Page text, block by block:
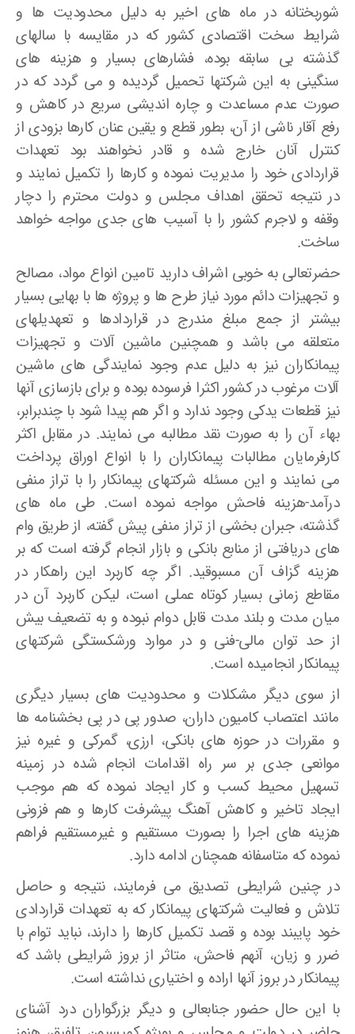
شوربختانه در ماه های اخیر به دلیل محدودیت ها و
شرایط سخت اقتصادی کشور که در مقایسه با سالهای
گذشته بی سابقه بوده، فشارهای بسیار و هزینه های
سنگینی به این شرکتها تحمیل گردیده و می گردد که در
صورت عدم مساعدت و چاره اندیشی سریع در کاهش و
رفع آقار ناشی از آن، بطور قطع و یقین عنان کارها بزودی از
کنترل آنان خارج شده و قادر نخواهند بود تعهدات
قراردادی خود را مدیریت نموده و کارها را تکمیل نمایند و
در نتیجه تحقق اهداف مجلس و دولت محترم را دچار
وقفه و لاجرم کشور را با آسیب های جدی مواجه خواهد
ساخت.
حضرتعالی به خوبی اشراف دارید تامین انواع مواد، مصالح
و تجهیزات دائم مورد نیاز طرح ها و پروژه ها با بهایی بسیار
بیشتر از جمع مبلغ مندرج در قراردادها و تعهدیلهای
متعلقه می باشد و همچنین ماشین آلات و تجهیزات
پیمانکاران نیز به دلیل عدم وجود نمایندگی های ماشین
آلات مرغوب در کشور اکثرا فرسوده بوده و برای بازسازی آنها
نیز قطعات یدکی وجود ندارد و اگر هم پیدا شود با چندبرابر،
بهاء آن را به صورت نقد مطالبه می نمایند. در مقابل اکثر
کارفرمایان مطالبات پیمانکاران را با انواع اوراق پرداخت
می نمایند و این مسئله شرکتهای پیمانکار را با تراز منفی
درآمد-هزینه فاحش مواجه نموده است. طی ماه های
گذشته، جبران بخشی از تراز منفی پیش گفته، از طریق وام
های دریافتی از منابع بانکی و بازار انجام گرفته است که بر
هزینه گزاف آن مسبوقید. اگر چه کاربرد این راهکار در
مقاطع زمانی بسیار کوتاه عملی است، لیکن کاربرد آن در
میان مدت و بلند مدت قابل دوام نبوده و به تضعیف بیش
از حد توان مالی-فنی و در موارد ورشکستگی شرکتهای
پیمانکار انجامیده است.
از سوی دیگر مشکلات و محدودیت های بسیار دیگری
مانند اعتصاب کامیون داران، صدور پی در پی بخشنامه ها
و مقررات در حوزه های بانکی، ارزی، گمرکی و غیره نیز
موانعی جدی بر سر راه اقدامات انجام شده در زمینه
تسهیل محیط کسب و کار ایجاد نموده که هم موجب
ایجاد تاخیر و کاهش آهنگ پیشرفت کارها و هم فزونی
هزینه های اجرا را بصورت مستقیم و غیرمستقیم فراهم
نموده که متاسفانه همچنان ادامه دارد.
در چنین شرایطی تصدیق می فرمایند، نتیجه و حاصل
تلاش و فعالیت شرکتهای پیمانکار که به تعهدات قراردادی
خود پایبند بوده و قصد تکمیل کارها را دارند، نباید توام با
ضرر و زیان، آنهم فاحش، متاثر از بروز شرایطی باشد که
پیمانکار در بروز آنها اراده و اختیاری نداشته است.
با این حال حضور جنابعالی و دیگر بزرگواران درد آشنای